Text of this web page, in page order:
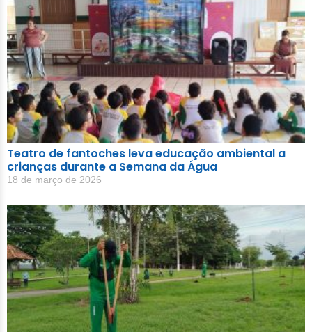
Teatro de fantoches leva educação ambiental a
crianças durante a Semana da Água
18 de março de 2026